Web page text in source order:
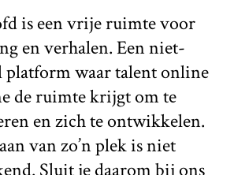
is een vrije ruimte voor
en verhalen. Een niet-
platform waar talent online
de ruimte krijgt om te
en zich te ontwikkelen.
van zo’n plek is niet
Sluit je daarom bij ons